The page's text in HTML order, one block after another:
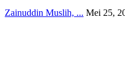
Zainuddin Muslih, ... Mei 25,